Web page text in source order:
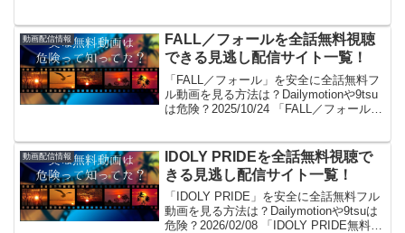
よ！(/・ω・)/。GYAO...
動画配信情報
FALL／フォールを全話無料視聴
できる見逃し配信サイト一覧！
「FALL／フォール」を安全に全話無料フ
ル動画を見る方法は？Dailymotionや9tsu
は危険？2025/10/24 「FALL／フォール無
了、dailymot...
動画配信情報
IDOLY PRIDEを全話無料視聴で
きる見逃し配信サイト一覧！
「IDOLY PRIDE」を安全に全話無料フル
動画を見る方法は？Dailymotionや9tsuは
危険？2026/02/08 「IDOLY PRIDE無料で